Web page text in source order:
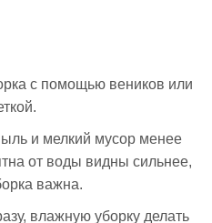
с помощью веников или
и мелкий мусор менее
от воды видны сильнее,
важна.
влажную уборку делать